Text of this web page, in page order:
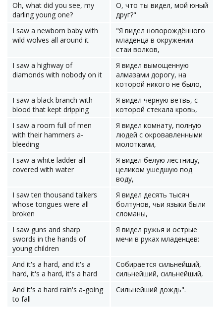
Oh, what did you see, my
darling young one?
О, что ты видел, мой юный
друг?"
I saw a newborn baby with
wild wolves all around it
"Я видел новорождённого
младенца в окружении
стаи волков,
I saw a highway of
diamonds with nobody on it
Я видел вымощенную
алмазами дорогу, на
которой никого не было,
I saw a black branch with
blood that kept dripping
Я видел чёрную ветвь, с
которой стекала кровь,
I saw a room full of men
with their hammers a-
bleeding
Я видел комнату, полную
людей с окровавленными
молотками,
I saw a white ladder all
covered with water
Я видел белую лестницу,
целиком ушедшую под
воду,
I saw ten thousand talkers
whose tongues were all
broken
Я видел десять тысяч
болтунов, чьи языки были
сломаны,
I saw guns and sharp
swords in the hands of
young children
Я видел ружья и острые
мечи в руках младенцев:
And it's a hard, and it's a
hard, it's a hard, it's a hard
Собирается сильнейший,
сильнейший, сильнейший,
And it's a hard rain's a-going
to fall
Сильнейший дождь".